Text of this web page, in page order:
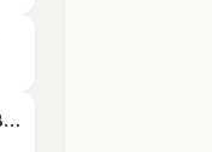
Alemlere Rahmet Olan Faslı Bahar